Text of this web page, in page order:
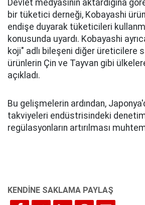
Devlet medyasının aktardığına
bir tüketici derneği, Kobayashi
endişe duyarak tüketicileri
konusunda uyardı. Kobayashi
koji" adlı bileşeni diğer üreticilere
ürünlerin Çin ve Tayvan gibi
açıkladı.
Bu gelişmelerin ardından,
takviyeleri endüstrisindeki
regülasyonların artırılması